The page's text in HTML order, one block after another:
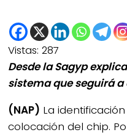
Vistas: 287
Desde la Sagyp
sistema que seguirá
(NAP) La
colocación del chip.